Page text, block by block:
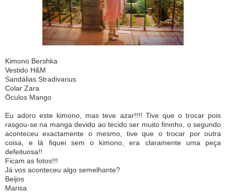
Kimono Bershka
Vestido H&M
Sandálias Stradivarius
Colar Zara
Óculos Mango
Eu adoro este kimono, mas teve azar!!!! Tive que o trocar pois
rasgou-se na manga devido ao tecido ser muito fininho, o segundo
aconteceu exactamente o mesmo, tive que o trocar por outra
coisa, e lá fiquei sem o kimono, era claramente uma peça
defeituosa!!
Ficam as fotos!!!
Já vos aconteceu algo semelhante?
Beijos
Marisa